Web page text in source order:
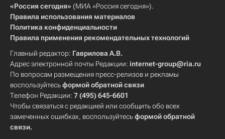
«Россия сегодня» (МИА «Россия сегодня»).
Правила использования материалов
Политика конфиденциальности
Правила применения рекомендательных технологий
Главный редактор: Гаврилова А.В.
Адрес электронной почты Редакции: internet-group@ria.ru
По вопросам размещения пресс-релизов и рекламы
воспользуйтесьформой обратной связи
Телефон Редакции: 7 (495) 645-6601
Чтобы связаться с редакцией или сообщить обо всех
замеченных ошибках, воспользуйтесьформой обратной
связи.